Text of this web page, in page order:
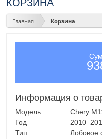
КОРЗИНА
Главная Корзина
Информация о
Модель
Chery
Год
Тип
Лобовое